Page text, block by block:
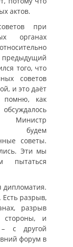
актов.
при
органах
того, что
советов
и это даёт
как
Министр
будем
советы.
Эти мы
пытаться
дипломатия.
разрыв,
разрыв
и
– с другой
форум в